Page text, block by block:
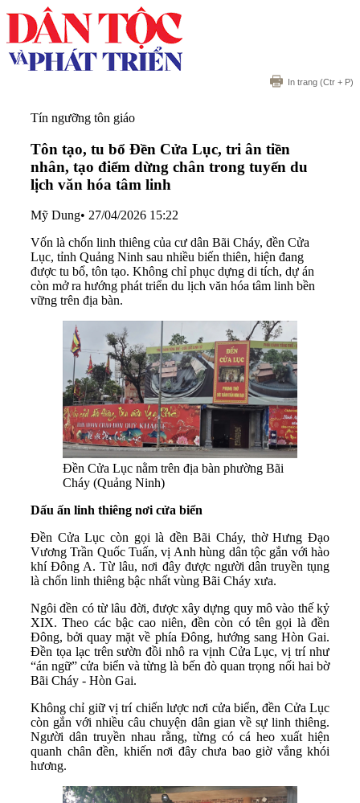
In trang (Ctr + P)
Tín ngưỡng tôn giáo
Tôn tạo, tu bổ Đền Cửa Lục, tri ân tiền
nhân, tạo điểm dừng chân trong tuyến du
lịch văn hóa tâm linh
Mỹ Dung• 27/04/2026 15:22
Vốn là chốn linh thiêng của cư dân Bãi Cháy, đền Cửa
Lục, tỉnh Quảng Ninh sau nhiều biến thiên, hiện đang
được tu bổ, tôn tạo. Không chỉ phục dựng di tích, dự án
còn mở ra hướng phát triển du lịch văn hóa tâm linh bền
vững trên địa bàn.
Đền Cửa Lục nằm trên địa bàn phường Bãi
Cháy (Quảng Ninh)
Dấu ấn linh thiêng nơi cửa biển
Đền Cửa Lục còn gọi là đền Bãi Cháy, thờ Hưng Đạo
Vương Trần Quốc Tuấn, vị Anh hùng dân tộc gắn với hào
khí Đông A. Từ lâu, nơi đây được người dân truyền tụng
là chốn linh thiêng bậc nhất vùng Bãi Cháy xưa.
Ngôi đền có từ lâu đời, được xây dựng quy mô vào thế kỷ
XIX. Theo các bậc cao niên, đền còn có tên gọi là đền
Đông, bởi quay mặt về phía Đông, hướng sang Hòn Gai.
Đền tọa lạc trên sườn đồi nhô ra vịnh Cửa Lục, vị trí như
“án ngữ” cửa biển và từng là bến đò quan trọng nối hai bờ
Bãi Cháy - Hòn Gai.
Không chỉ giữ vị trí chiến lược nơi cửa biển, đền Cửa Lục
còn gắn với nhiều câu chuyện dân gian về sự linh thiêng.
Người dân truyền nhau rằng, từng có cá heo xuất hiện
quanh chân đền, khiến nơi đây chưa bao giờ vắng khói
hương.